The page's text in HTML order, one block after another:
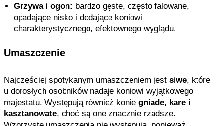
Grzywa i ogon: bardzo gęste, często falowane,
opadające nisko i dodające koniowi
charakterystycznego, efektownego wyglądu.
Umaszczenie
Najczęściej spotykanym umaszczeniem jest siwe, które
u dorosłych osobników nadaje koniowi wyjątkowego
majestatu. Występują również konie gniade, kare i
kasztanowate, choć są one znacznie rzadsze.